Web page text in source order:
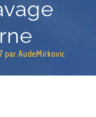
par AudeMirkovic